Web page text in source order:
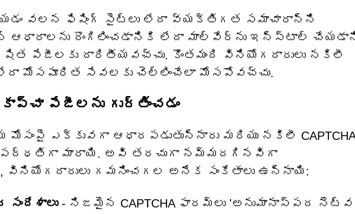
వలన ఫిషింగ్ సైట్‌లు లేదా వ్యక్తిగత సమాచారాన్ని
ఆధారాలను దొంగిలించడానికి లేదా మాల్వేర్‌ను ఇన్‌స్టాల్
పేజీలకు దారితీయవచ్చు. కొంతమంది వినియోగదారులు నకిలీ
మోసపూరిత సేవలకు చెల్లించేలా మోసపోవచ్చు.
పేజీలను గుర్తించడం
మోసంపై ఎక్కువగా ఆధారపడుతున్నారు మరియు నకిలీ CAPTCHA
మారాయి. అవి తరచుగా నమ్మదగినవిగా
గమనించగల అనేక సంకేతాలు ఉన్నాయి:
- నిజమైన CAPTCHA ఫారమ్‌లు 'అనుమానాస్పద